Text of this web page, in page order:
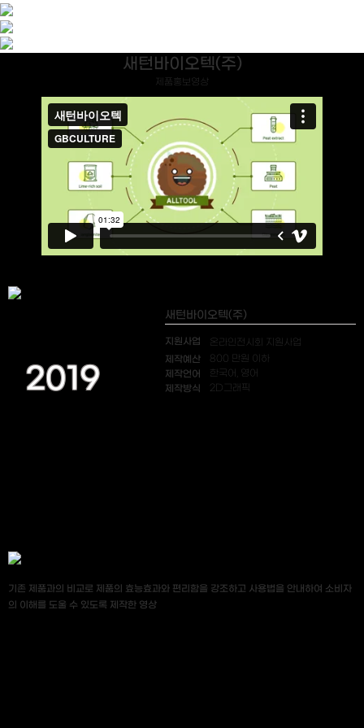
새턴바이오텍(주)
제품홍보영상
2019
새턴바이오텍(주)
지원사업 온라인전시회 지원사업
제작예산 800 만원 이하
제작언어 한국어, 영어
제작방식 2D그래픽
기존 제품과의 비교로 제품의 효능효과와 편리함을 강조하고 사용법을 안내하여 소비자
의 이해를 도울 수 있도록 제작한 영상